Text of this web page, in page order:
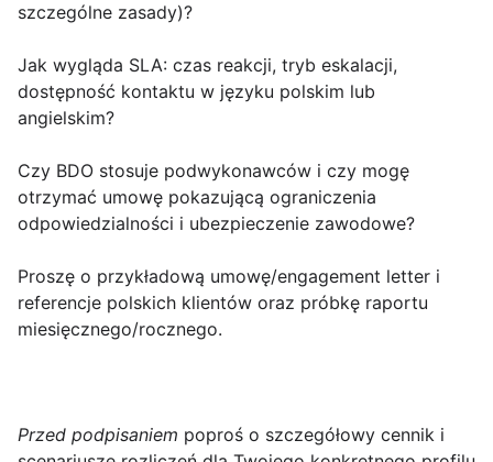
szczególne zasady)?
Jak wygląda SLA: czas reakcji, tryb eskalacji,
dostępność kontaktu w języku polskim lub
angielskim?
Czy BDO stosuje podwykonawców i czy mogę
otrzymać umowę pokazującą ograniczenia
odpowiedzialności i ubezpieczenie zawodowe?
Proszę o przykładową umowę/engagement letter i
referencje polskich klientów oraz próbkę raportu
miesięcznego/rocznego.
Przed podpisaniem poproś o szczegółowy cennik i